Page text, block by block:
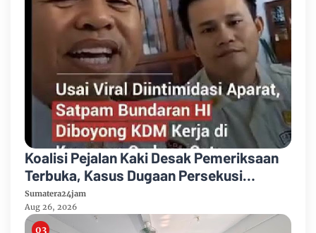
Koalisi Pejalan Kaki Desak Pemeriksaan
Terbuka, Kasus Dugaan Persekusi
Satpam Bundaran HI Bergulir ke Ranah
Etik dan Hukum
Sumatera24jam
Aug 26, 2026